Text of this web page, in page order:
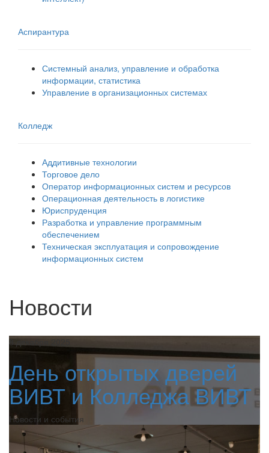
Аспирантура
Системный анализ, управление и обработка
информации, статистика
Управление в организационных системах
Колледж
Аддитивные технологии
Торговое дело
Оператор информационных систем и ресурсов
Операционная деятельность в логистике
Юриспруденция
Разработка и управление программным
обеспечением
Техническая эксплуатация и сопровождение
информационных систем
Новости
8 декабря 2025
День открытых дверей
ВИВТ и Колледжа ВИВТ
Новости и события